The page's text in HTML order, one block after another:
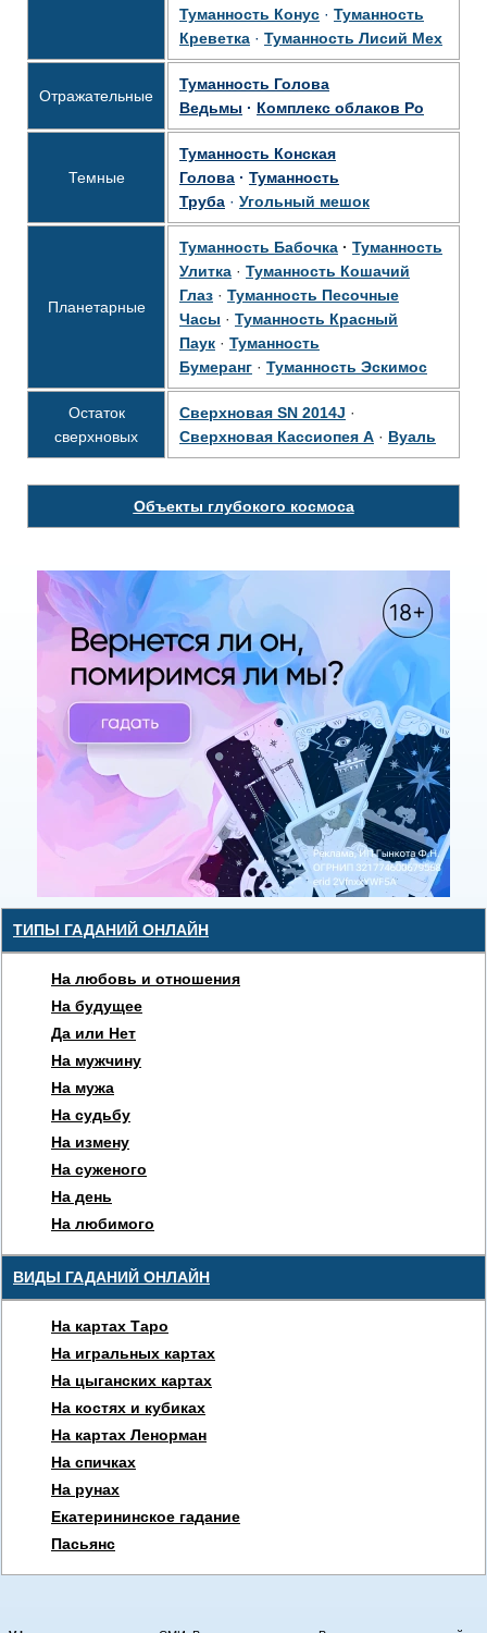
Туманность Конус · Туманность
Креветка · Туманность Лисий Мех
Отражательные
Туманность Голова
Ведьмы · Комплекс облаков Ро
Темные
Туманность Конская
Голова · Туманность
Труба · Угольный мешок
Планетарные
Туманность Бабочка · Туманность
Улитка · Туманность Кошачий
Глаз · Туманность Песочные
Часы · Туманность Красный
Паук · Туманность
Бумеранг · Туманность Эскимос
Остаток
сверхновых
Сверхновая SN 2014J ·
Сверхновая Кассиопея А · Вуаль
Объекты глубокого космоса
ТИПЫ ГАДАНИЙ ОНЛАЙН
На любовь и отношения
На будущее
Да или Нет
На мужчину
На мужа
На судьбу
На измену
На суженого
На день
На любимого
ВИДЫ ГАДАНИЙ ОНЛАЙН
На картах Таро
На игральных картах
На цыганских картах
На костях и кубиках
На картах Ленорман
На спичках
На рунах
Екатерининское гадание
Пасьянс